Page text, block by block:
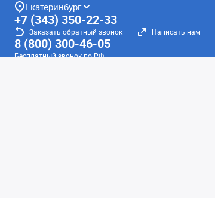
Екатеринбург
+7 (343) 350-22-33
Заказать обратный звонок Написать нам
8 (800) 300-46-05
Бесплатный звонок по РФ